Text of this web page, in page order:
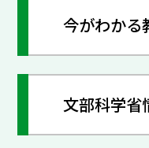
今がわかる
文部科学省